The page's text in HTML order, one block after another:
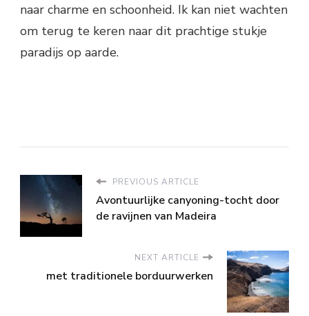
naar charme en schoonheid. Ik kan niet wachten
om terug te keren naar dit prachtige stukje
paradijs op aarde.
PREVIOUS ARTICLE
Avontuurlijke canyoning-tocht door
de ravijnen van Madeira
NEXT ARTICLE
met traditionele borduurwerken